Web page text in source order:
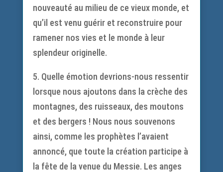
nouveauté au milieu de ce vieux monde, et
qu’il est venu guérir et reconstruire pour
ramener nos vies et le monde à leur
splendeur originelle.
5. Quelle émotion devrions-nous ressentir
lorsque nous ajoutons dans la crèche des
montagnes, des ruisseaux, des moutons
et des bergers ! Nous nous souvenons
ainsi, comme les prophètes l’avaient
annoncé, que toute la création participe à
la fête de la venue du Messie. Les anges